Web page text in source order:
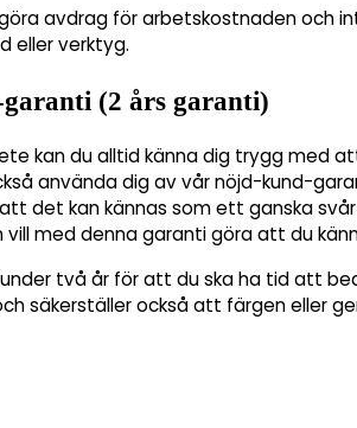
avdrag för arbetskostnaden och
eller verktyg.
(2 års garanti)
kan du alltid känna dig trygg med
använda dig av vår nöjd-kund-
det kan kännas som ett ganska
vill med denna garanti göra att du
två år för att du ska ha tid att
säkerställer också att färgen eller